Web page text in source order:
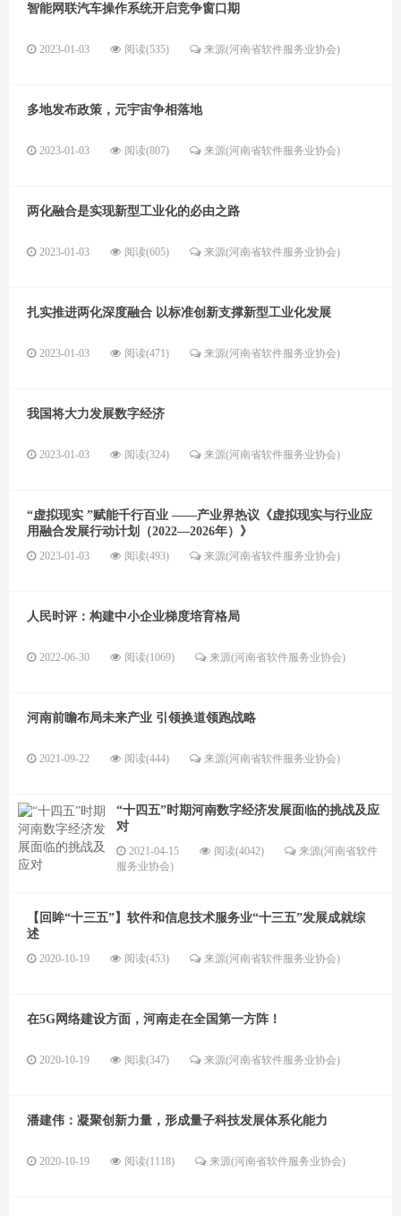
智能网联汽车操作系统开启竞争窗口期
2023-01-03 阅读(535) 来源(河南省软件服务业协会)
多地发布政策，元宇宙争相落地
2023-01-03 阅读(807) 来源(河南省软件服务业协会)
两化融合是实现新型工业化的必由之路
2023-01-03 阅读(605) 来源(河南省软件服务业协会)
扎实推进两化深度融合 以标准创新支撑新型工业化发展
2023-01-03 阅读(471) 来源(河南省软件服务业协会)
我国将大力发展数字经济
2023-01-03 阅读(324) 来源(河南省软件服务业协会)
“虚拟现实 ”赋能千行百业 ——产业界热议《虚拟现实与行业应
用融合发展行动计划（2022—2026年）》
2023-01-03 阅读(493) 来源(河南省软件服务业协会)
人民时评：构建中小企业梯度培育格局
2022-06-30 阅读(1069) 来源(河南省软件服务业协会)
河南前瞻布局未来产业 引领换道领跑战略
2021-09-22 阅读(444) 来源(河南省软件服务业协会)
“十四五”时期河南数字经济发展面临的挑战及应
对
2021-04-15 阅读(4042)
来源(河南省软件
服务业协会)
【回眸“十三五”】软件和信息技术服务业“十三五”发展成就综
述
2020-10-19 阅读(453) 来源(河南省软件服务业协会)
在5G网络建设方面，河南走在全国第一方阵！
2020-10-19 阅读(347) 来源(河南省软件服务业协会)
潘建伟：凝聚创新力量，形成量子科技发展体系化能力
2020-10-19 阅读(1118) 来源(河南省软件服务业协会)